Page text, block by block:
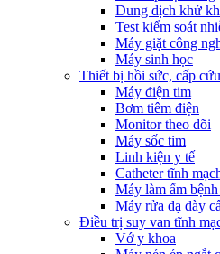
Dung dịch khử
Test kiểm soát
Máy giặt công
Máy sinh học
Thiết bị hồi sức, cấp cứu
Máy điện tim
Bơm tiêm điện
Monitor theo dõi
Máy sốc tim
Linh kiện y tế
Catheter tĩnh
Máy làm ấm bệnh
Máy rửa dạ dày
Điều trị suy van tĩnh
Vớ y khoa